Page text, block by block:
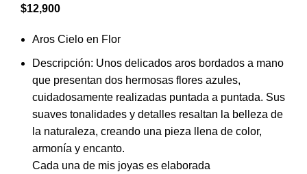
$12,900
Aros Cielo en Flor
Descripción: Unos delicados aros bordados a mano
que presentan dos hermosas flores azules,
cuidadosamente realizadas puntada a puntada. Sus
suaves tonalidades y detalles resaltan la belleza de
la naturaleza, creando una pieza llena de color,
armonía y encanto.
Cada una de mis joyas es elaborada